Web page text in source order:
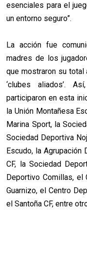
esenciales para el
un entorno seguro”.
La acción fue
madres de los
que mostraron su total
‘clubes aliados’.
participaron en esta
la Unión Montañesa
Marina Sport, la
Sociedad Deportiva
Escudo, la
CF, la Sociedad
Deportivo Comillas, el
Guarnizo, el Centro
el Santoña CF, entre